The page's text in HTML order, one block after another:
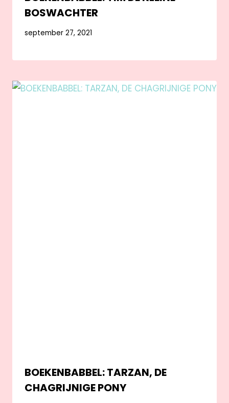
BOSWACHTER
september 27, 2021
BOEKENBABBEL: TARZAN, DE
CHAGRIJNIGE PONY